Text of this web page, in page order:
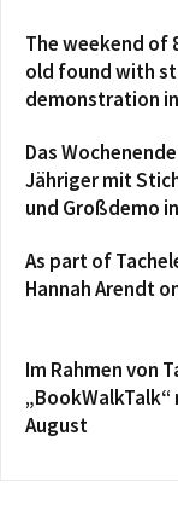
The weekend of
old found with
demonstration
Das
Jähriger mit
und Großdemo
As part of
Hannah Arendt
Im Rahmen von
„BookWalkTalk“
August